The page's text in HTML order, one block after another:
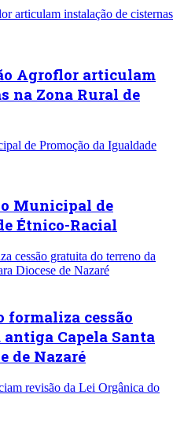
Agroflor articulam
na Zona Rural de
Municipal de
Étnico-Racial
formaliza cessão
Capela Santa
de Nazaré